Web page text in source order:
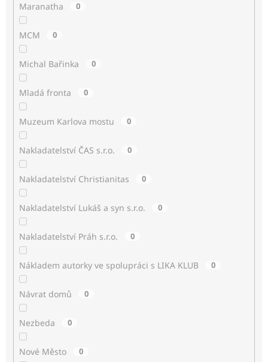
Maranatha 0
MCM 0
Michal Bařinka 0
Mladá fronta 0
Muzeum Karlova mostu 0
Nakladatelství ČAS s.r.o. 0
Nakladatelství Christianitas 0
Nakladatelství Lukáš a syn s.r.o. 0
Nakladatelství Práh s.r.o. 0
Nákladem autorky ve spolupráci s LIKA KLUB 0
Návrat domů 0
Nezbeda 0
Nové Město 0